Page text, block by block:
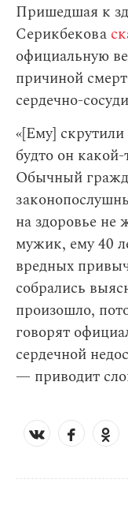
Пришедшая к
Серикбекова
официальную
причиной
сердечно-
«[Ему]
будто он
Обычный
на здоровье не
мужик, ему 40
вредных
собрались
произошло,
говорят
сердечной
— приводит